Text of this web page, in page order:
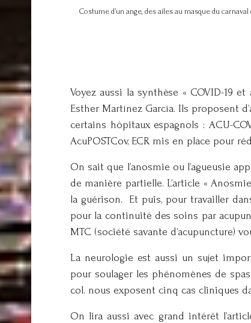
Costume d’un ange, des ailes au masque du carnaval
Voyez aussi la synthèse « COVID-19
Esther Martínez García. Ils proposent
certains hôpitaux espagnols : ACU-
AcuPOSTCov, ECR mis en place pour
On sait que l’anosmie ou l’agueusie
de manière partielle. L’article «
la guérison. Et puis, pour travailler
pour la continuité des soins par
MTC (société savante d’acupuncture)
La neurologie est aussi un sujet
pour soulager les phénomènes de
col. nous exposent cinq cas cliniques
On lira aussi avec grand intérêt